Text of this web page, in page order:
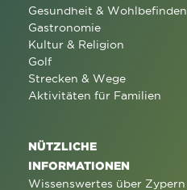
Gesundheit & Wohlbefinden
Gastronomie
Kultur & Religion
Golf
Strecken & Wege
Aktivitäten für Familien
NÜTZLICHE
INFORMATIONEN
Wissenswertes über Zypern